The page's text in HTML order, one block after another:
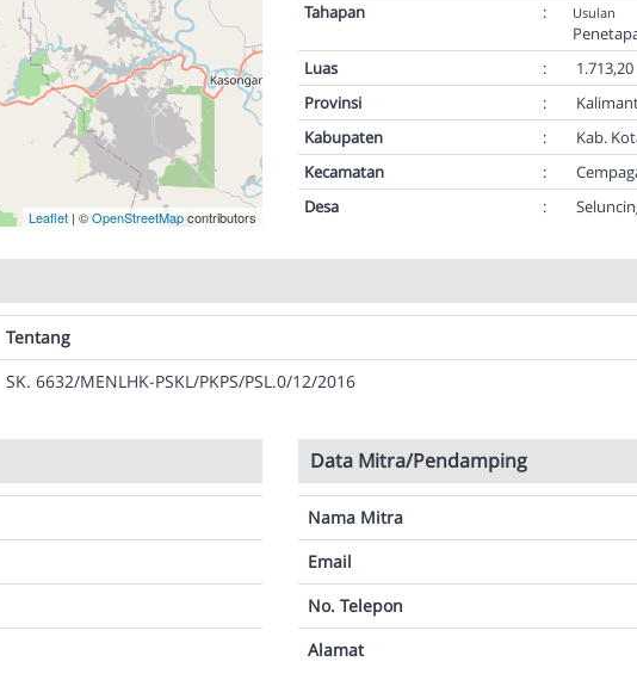
Leaflet | ©OpenStreetMapcontributors
Tahapan
: Usulan
Luas
:
Provinsi
:
Kabupaten
:
Kab.
Kecamatan
:
Desa
:
Tentang
SK. 6632/MENLHK-PSKL/PKPS/PSL.0/12/2016
Data Mitra/Pendamping
Nama Mitra
Email
No. Telepon
Alamat